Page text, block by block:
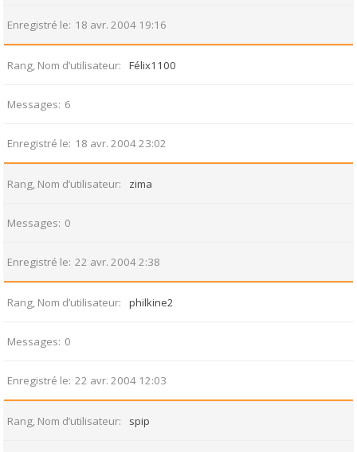
Enregistré le 18 avr. 2004 19:16
Rang, Nom d’utilisateur Félix1100
Messages 6
Enregistré le 18 avr. 2004 23:02
Rang, Nom d’utilisateur zima
Messages 0
Enregistré le 22 avr. 2004 2:38
Rang, Nom d’utilisateur philkine2
Messages 0
Enregistré le 22 avr. 2004 12:03
Rang, Nom d’utilisateur spip